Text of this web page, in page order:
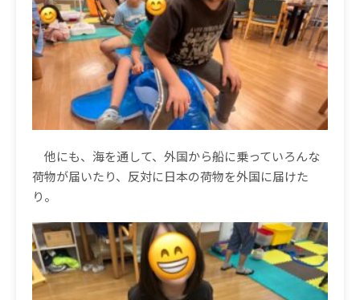
他にも、海を通して、外国から船に乗っていろんな
荷物が届いたり、反対に日本の荷物を外国に届けた
り。